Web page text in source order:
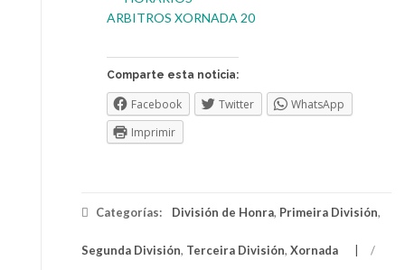
ARBITROS XORNADA 20
Comparte esta noticia:
Facebook Twitter
WhatsApp
Imprimir
Categorías: División de Honra, Primeira División,
Segunda División, Terceira División, Xornada /